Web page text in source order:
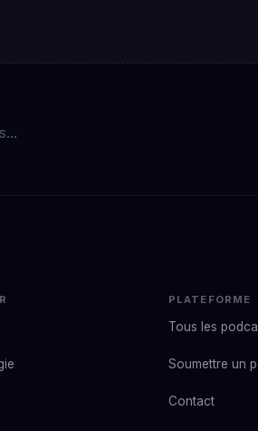
PLATEFORME
Tous les
Soumettre un
Contact